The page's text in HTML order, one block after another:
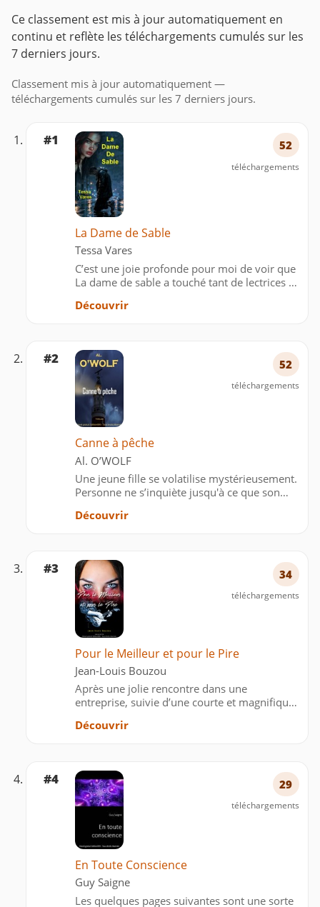
Ce classement est mis à jour automatiquement en
continu et reflète les téléchargements cumulés sur les
7 derniers jours.
Classement mis à jour automatiquement —
téléchargements cumulés sur les 7 derniers jours.
#1
La Dame de Sable
Tessa Vares
C’est une joie profonde pour moi de voir que
La dame de sable a touché tant de lectrices et
véritable coup de cœur. Dans ce nouvel écrin,
Découvrir
52
téléchargements
#2
Canne à pêche
Al. O’WOLF
Une jeune fille se volatilise mystérieusement.
Personne ne s’inquiète jusqu'à ce que son
plaisance. Dans ses investigations, Janet Elech
Découvrir
52
téléchargements
#3
Pour le Meilleur et pour le Pire
Jean-Louis Bouzou
Après une jolie rencontre dans une
entreprise, suivie d’une courte et magnifique
laissant Jean, désemparé, et sans la moindre
Découvrir
34
téléchargements
#4
En Toute Conscience
Guy Saigne
Les quelques pages suivantes sont une sorte
29
téléchargements